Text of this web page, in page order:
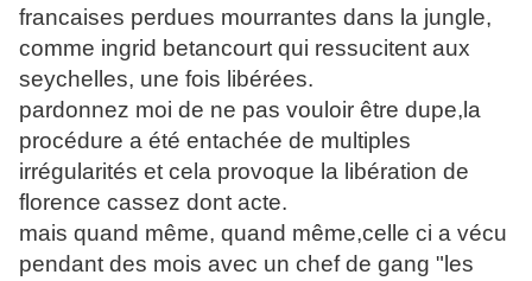
francaises perdues mourrantes dans la jungle,
comme ingrid betancourt qui ressucitent aux
seychelles, une fois libérées.
pardonnez moi de ne pas vouloir être dupe,la
procédure a été entachée de multiples
irrégularités et cela provoque la libération de
florence cassez dont acte.
mais quand même, quand même,celle ci a vécu
pendant des mois avec un chef de gang "les